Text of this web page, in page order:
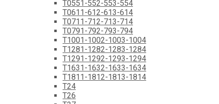
T0551-552-553-554
T0611-612-613-614
T0711-712-713-714
T0791-792-793-794
T1001-1002-1003-1004
T1281-1282-1283-1284
T1291-1292-1293-1294
T1631-1632-1633-1634
T1811-1812-1813-1814
T24
T26